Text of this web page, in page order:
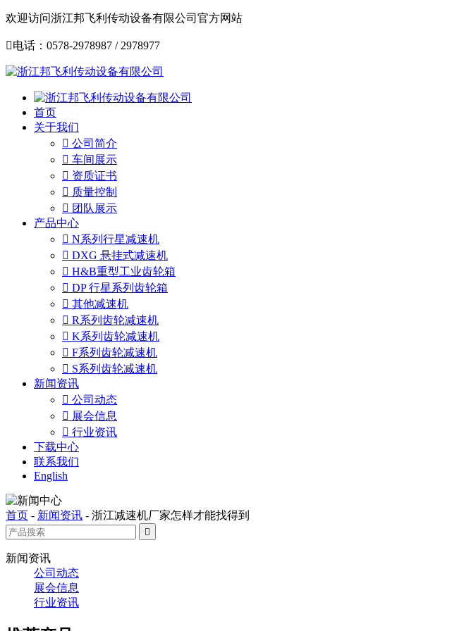
欢迎访问浙江邦飞利传动设备有限公司官方网站
电话：0578-2978987 / 2978977
首页
关于我们
 公司简介
 车间展示
 资质证书
 质量控制
 团队展示
产品中心
 N系列行星减速机
 DXG 悬挂式减速机
 H&B重型工业齿轮箱
 DP 行星系列齿轮箱
 其他减速机
 R系列齿轮减速机
 K系列齿轮减速机
 F系列齿轮减速机
 S系列齿轮减速机
新闻资讯
 公司动态
 展会信息
 行业资讯
下载中心
联系我们
English
首页 - 新闻资讯 - 浙江减速机厂家怎样才能找得到

新闻资讯
公司动态
展会信息
行业资讯